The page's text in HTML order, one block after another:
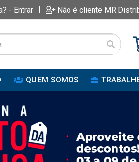
- Entrar | Não é cliente MR
QUEM SOMOS